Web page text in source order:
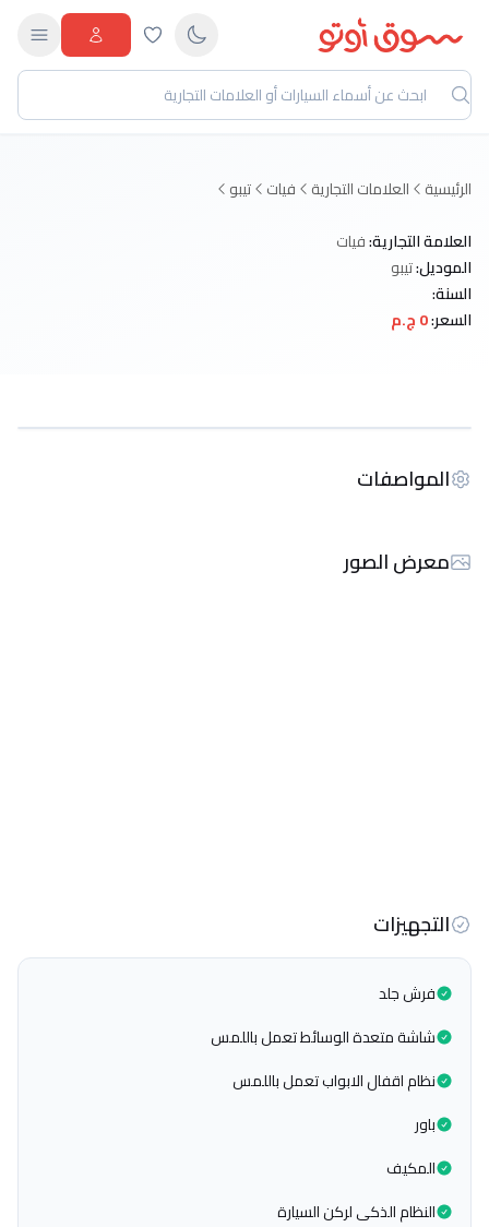
الرئيسية العلامات التجارية فيات تيبو
العلامة التجارية:فيات
الموديل:تيبو
السنة:
السعر:0 ج.م
المواصفات
معرض الصور
التجهيزات
فرش جلد
شاشة متعدة الوسائط تعمل باللمس
نظام اقفال الابواب تعمل باللمس
باور
المكيف
النظام الذكى لركن السيارة